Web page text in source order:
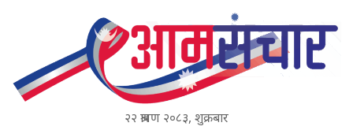
२२ श्रावण २०८३, शुक्रबार